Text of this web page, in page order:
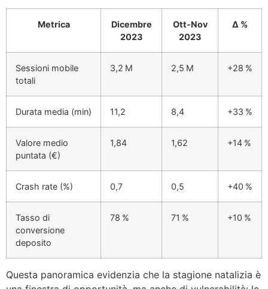
Metrica
Dicembre
2023
Ott‑Nov
2023
Δ %
Sessioni mobile
totali
3,2 M 2,5 M +28 %
Durata media (min) 11,2 8,4 +33 %
Valore medio
puntata (€)
1,84 1,62 +14 %
Crash rate (%) 0,7 0,5 +40 %
Tasso di
conversione
deposito
78 % 71 % +10 %
Questa panoramica evidenzia che la stagione natalizia è